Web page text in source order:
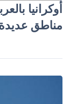
أوكرانيا
مناطق عديدة